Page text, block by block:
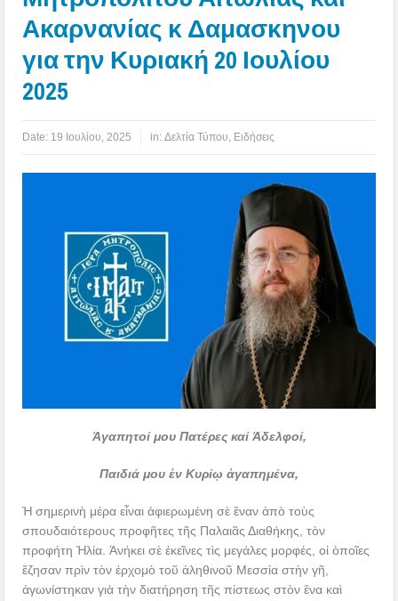
Ακαρνανίας κ Δαμασκηνου
για την Κυριακή 20 Ιουλίου
2025
Date: 19 Ιουλίου, 2025 in:Δελτία Τύπου Ειδήσεις
Ἀγαπητοί μου Πατέρες καί Ἀδελφοί,
Παιδιά μου ἐν Κυρίῳ ἀγαπημένα,
Ἡ σημερινὴ μέρα εἶναι ἀφιερωμένη σὲ ἕναν ἀπὸ τοὺς
σπουδαιότερους προφῆτες τῆς Παλαιᾶς Διαθήκης, τὸν
προφήτη Ἠλία. Ἀνήκει σὲ ἐκεῖνες τὶς μεγάλες μορφές, οἱ ὁποῖες
ἔζησαν πρὶν τὸν ἐρχομὸ τοῦ ἀληθινοῦ Μεσσία στὴν γῆ,
ἀγωνίστηκαν γιὰ τὴν διατήρηση τῆς πίστεως στὸν ἕνα καὶ